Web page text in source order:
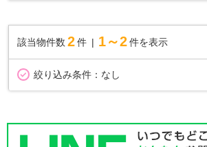
該当物件数 2件 1～2 件を表示
絞り込み条件： なし